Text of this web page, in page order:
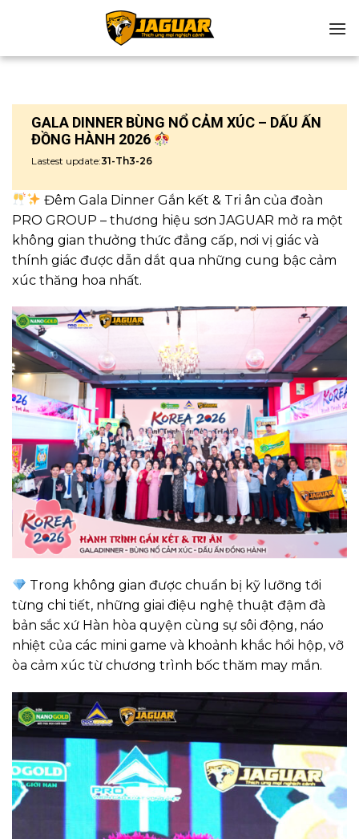
GALA DINNER BÙNG NỔ CẢM XÚC – DẤU ẤN
ĐỒNG HÀNH 2026
Lastest update:31-Th3-26
Đêm Gala Dinner Gắn kết & Tri ân của đoàn
PRO GROUP – thương hiệu sơn JAGUAR mở ra một
không gian thưởng thức đẳng cấp, nơi vị giác và
thính giác được dẫn dắt qua những cung bậc cảm
xúc thăng hoa nhất.
Trong không gian được chuẩn bị kỹ lưỡng tới
từng chi tiết, những giai điệu nghệ thuật đậm đà
bản sắc xứ Hàn hòa quyện cùng sự sôi động, náo
nhiệt của các mini game và khoảnh khắc hồi hộp, vỡ
òa cảm xúc từ chương trình bốc thăm may mắn.